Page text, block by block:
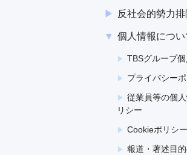
反社会的勢力
個人情報につい
TBSグループ
プライバシー
従業員等の個
リシー
Cookieポリシー
報道・著述目